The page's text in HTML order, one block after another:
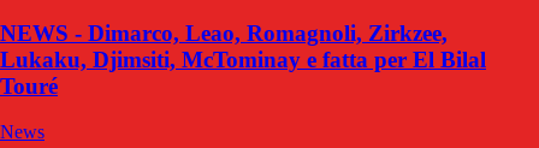
NEWS - Dimarco, Leao, Romagnoli, Zirkzee,
Lukaku, Djimsiti, McTominay e fatta per El Bilal
Touré
News